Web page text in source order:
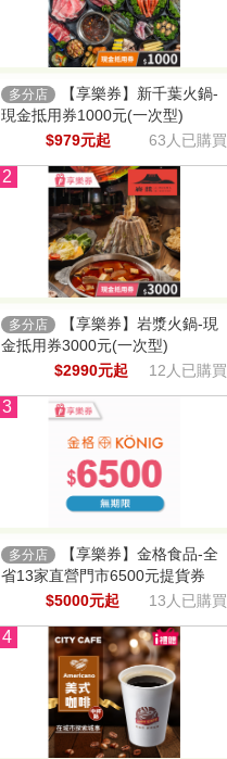
多分店
【享樂券】新千葉火鍋-
現金抵用券1000元(一次型)
$979元起
63人已購買
2
多分店
【享樂券】岩漿火鍋-現
金抵用券3000元(一次型)
$2990元起
12人已購買
3
多分店
【享樂券】金格食品-全
省13家直營門市6500元提貨券
$5000元起
13人已購買
4